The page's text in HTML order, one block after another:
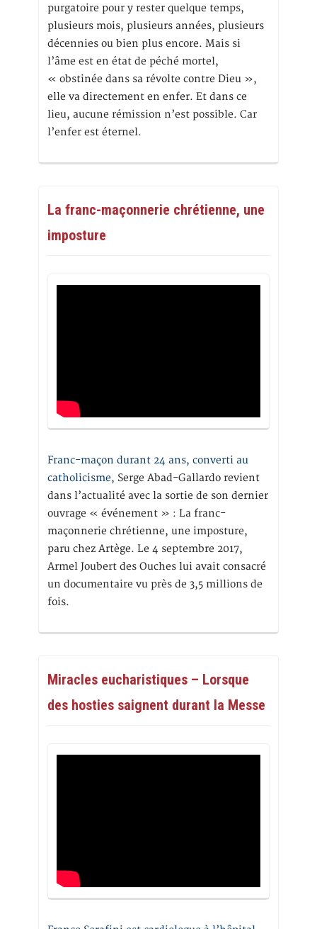
purgatoire pour y rester quelque temps,
plusieurs mois, plusieurs années, plusieurs
décennies ou bien plus encore. Mais si
l’âme est en état de péché mortel,
« obstinée dans sa révolte contre Dieu »,
elle va directement en enfer. Et dans ce
lieu, aucune rémission n’est possible. Car
l’enfer est éternel.
La franc-maçonnerie chrétienne, une
imposture
Franc-maçon durant 24 ans, converti au
catholicisme, Serge Abad-Gallardo revient
dans l’actualité avec la sortie de son dernier
ouvrage « événement » : La franc-
maçonnerie chrétienne, une imposture,
paru chez Artège. Le 4 septembre 2017,
Armel Joubert des Ouches lui avait consacré
un documentaire vu près de 3,5 millions de
fois.
Miracles eucharistiques – Lorsque
des hosties saignent durant la Messe